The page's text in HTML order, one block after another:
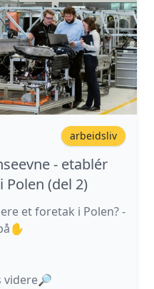
arbeidsliv
- etablér
(del 2)
et foretak i Polen? -
videre🔎